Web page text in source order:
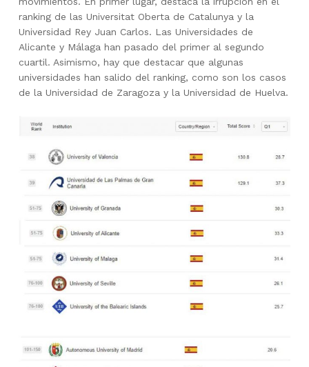
ranking de las Universitat Oberta de Catalunya y la
Universidad Rey Juan Carlos. Las Universidades de
Alicante y Málaga han pasado del primer al segundo
cuartil. Asimismo, hay que destacar que algunas
universidades han salido del ranking, como son los casos
de la Universidad de Zaragoza y la Universidad de Huelva.